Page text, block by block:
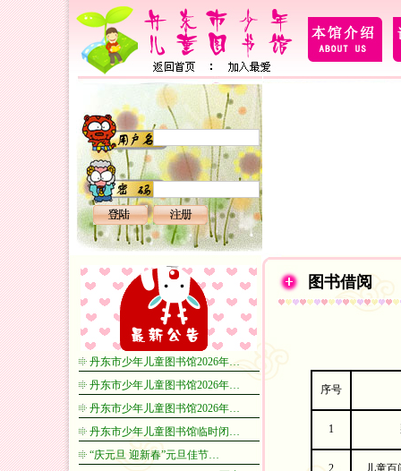
丹东市少年儿童图书馆2026年…
丹东市少年儿童图书馆2026年…
丹东市少年儿童图书馆2026年…
丹东市少年儿童图书馆临时闭…
“庆元旦 迎新春”元旦佳节…
图书借阅
序号
1